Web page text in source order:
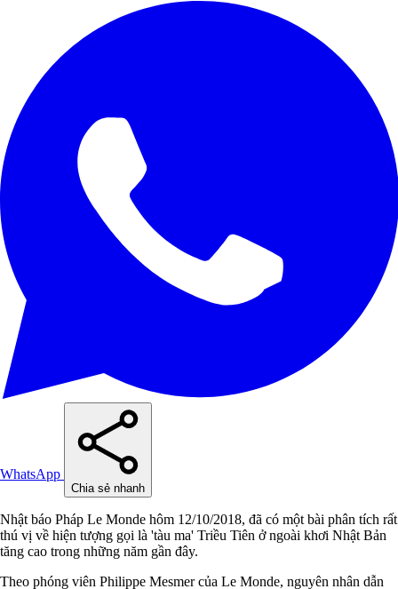
WhatsApp
Chia sẻ nhanh
Nhật báo Pháp Le Monde hôm 12/10/2018, đã có một bài phân tích rất
thú vị về hiện tượng gọi là 'tàu ma' Triều Tiên ở ngoài khơi Nhật Bản
tăng cao trong những năm gần đây.
Theo phóng viên Philippe Mesmer của Le Monde, nguyên nhân dẫn